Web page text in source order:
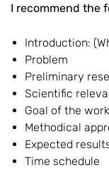
I recommend the
Introduction:
Problem
Preliminary
Scientific
Goal of the work
Methodical
Expected
Time schedule